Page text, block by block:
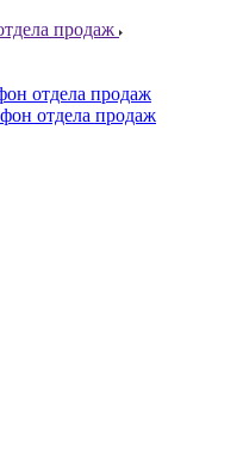
продаж
отдела продаж
отдела продаж